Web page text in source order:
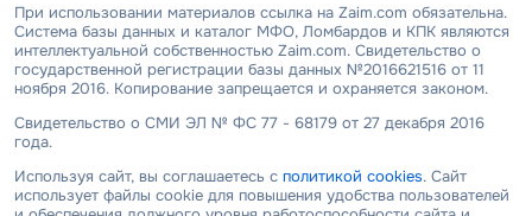
При использовании материалов ссылка на Zaim.com обязательна.
Система базы данных и каталог МФО, Ломбардов и КПК являются
интеллектуальной собственностью Zaim.com. Свидетельство о
государственной регистрации базы данных №2016621516 от 11
ноября 2016. Копирование запрещается и охраняется законом.
Свидетельство о СМИ ЭЛ № ФС 77 - 68179 от 27 декабря 2016
года.
Используя сайт, вы соглашаетесь с политикой cookies. Сайт
использует файлы cookie для повышения удобства пользователей